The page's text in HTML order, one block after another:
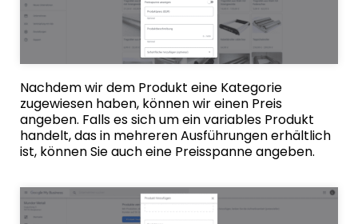
Nachdem wir dem Produkt eine Kategorie
zugewiesen haben, können wir einen Preis
angeben. Falls es sich um ein variables Produkt
handelt, das in mehreren Ausführungen erhältlich
ist, können Sie auch eine Preisspanne angeben.